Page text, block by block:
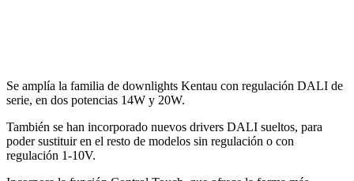
Se amplía la familia de downlights Kentau con regulación DALI de
serie, en dos potencias 14W y 20W.
También se han incorporado nuevos drivers DALI sueltos, para
poder sustituir en el resto de modelos sin regulación o con
regulación 1-10V.